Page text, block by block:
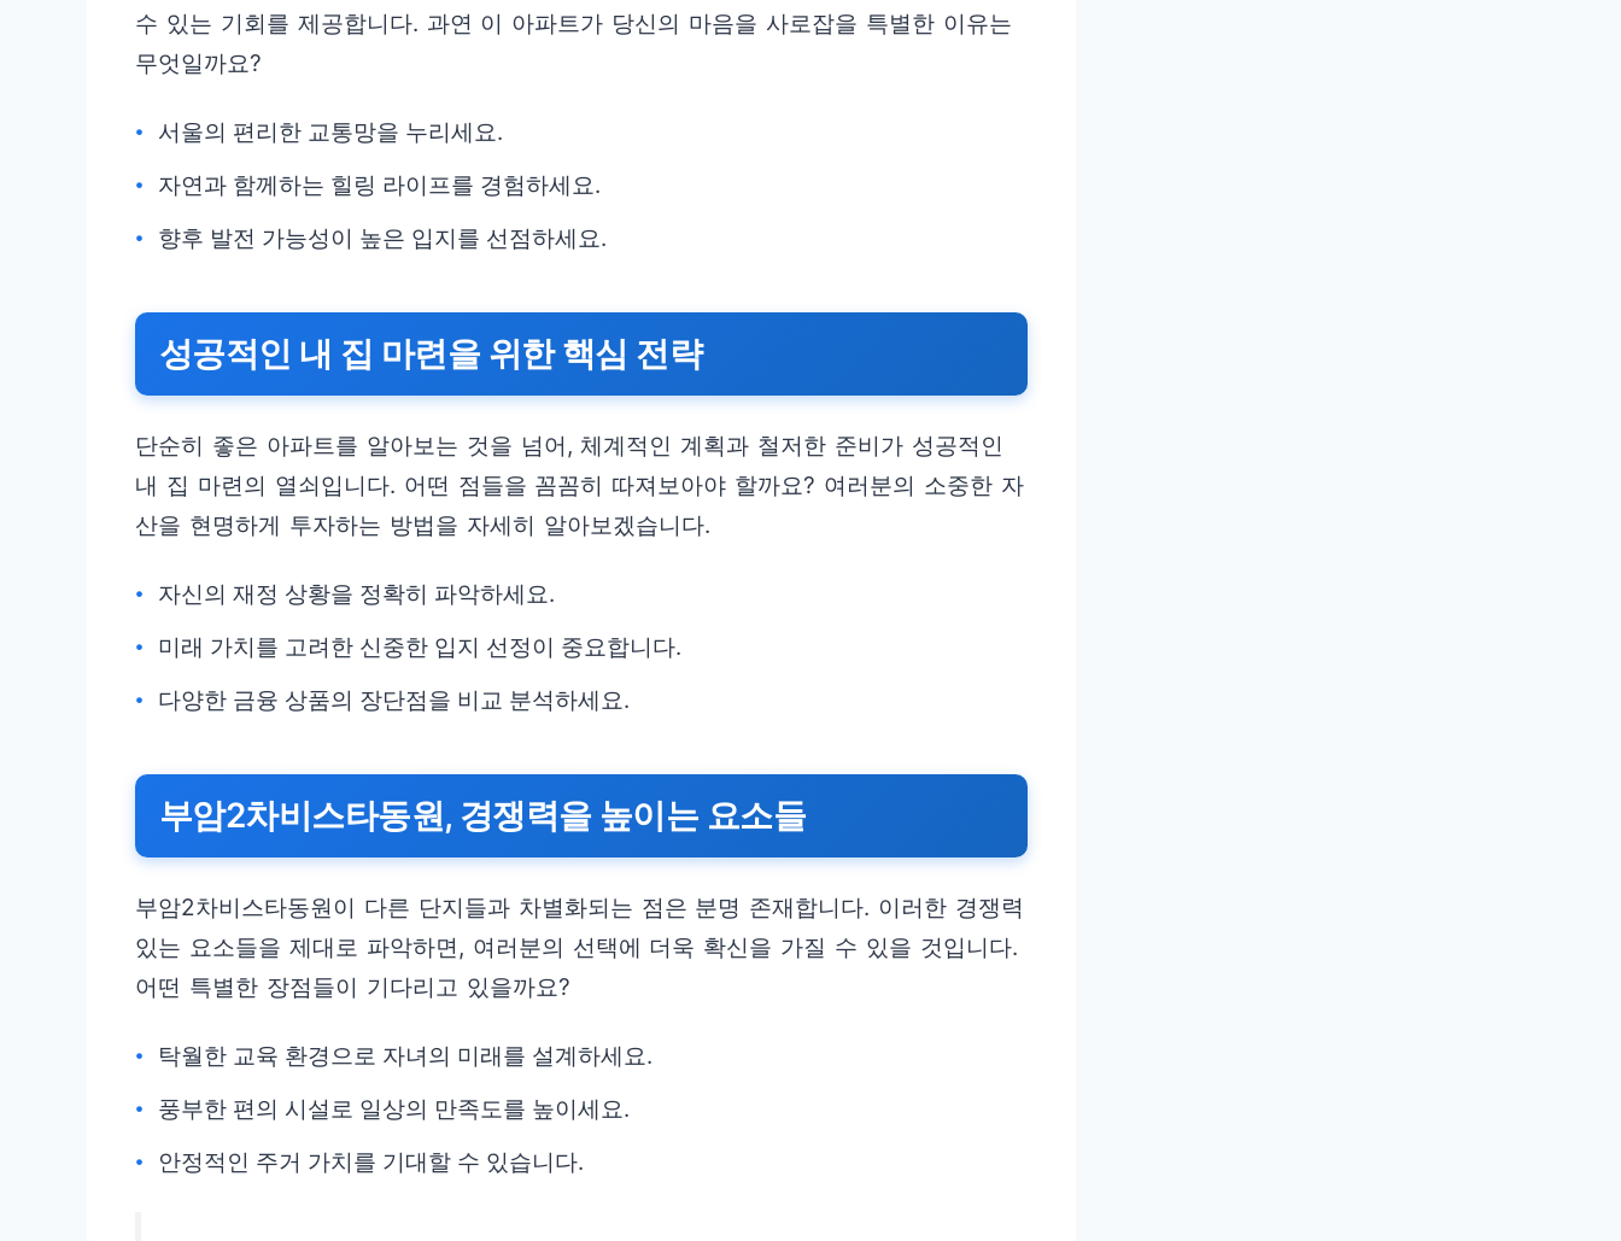
수 있는 기회를 제공합니다. 과연 이 아파트가 당신의 마음을 사로잡을 특별한 이유는
무엇일까요?
서울의 편리한 교통망을 누리세요.
자연과 함께하는 힐링 라이프를 경험하세요.
향후 발전 가능성이 높은 입지를 선점하세요.
성공적인 내 집 마련을 위한 핵심 전략
단순히 좋은 아파트를 알아보는 것을 넘어, 체계적인 계획과 철저한 준비가 성공적인
내 집 마련의 열쇠입니다. 어떤 점들을 꼼꼼히 따져보아야 할까요? 여러분의 소중한 자
산을 현명하게 투자하는 방법을 자세히 알아보겠습니다.
자신의 재정 상황을 정확히 파악하세요.
미래 가치를 고려한 신중한 입지 선정이 중요합니다.
다양한 금융 상품의 장단점을 비교 분석하세요.
부암2차비스타동원, 경쟁력을 높이는 요소들
부암2차비스타동원이 다른 단지들과 차별화되는 점은 분명 존재합니다. 이러한 경쟁력
있는 요소들을 제대로 파악하면, 여러분의 선택에 더욱 확신을 가질 수 있을 것입니다.
어떤 특별한 장점들이 기다리고 있을까요?
탁월한 교육 환경으로 자녀의 미래를 설계하세요.
풍부한 편의 시설로 일상의 만족도를 높이세요.
안정적인 주거 가치를 기대할 수 있습니다.